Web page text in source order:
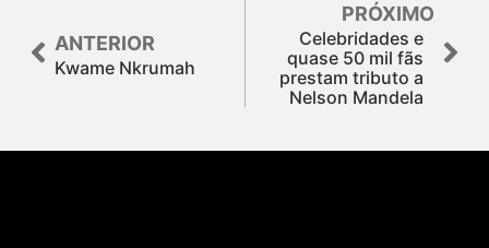
ANTERIOR
Kwame Nkrumah
PRÓXIMO
Celebridades e
quase 50 mil fãs
prestam tributo a
Nelson Mandela